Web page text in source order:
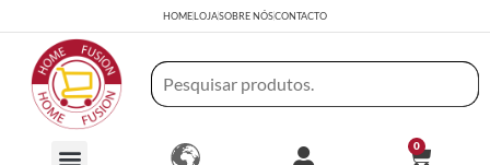
HOMELOJASOBRE NÓSCONTACTO
0